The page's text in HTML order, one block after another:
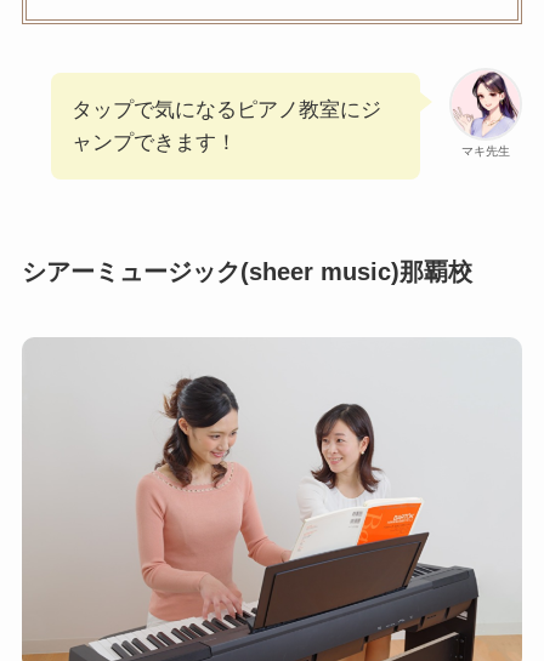
マキ先生
タップで気になるピアノ教室にジ
ャンプできます！
シアーミュージック(sheer music)那覇校